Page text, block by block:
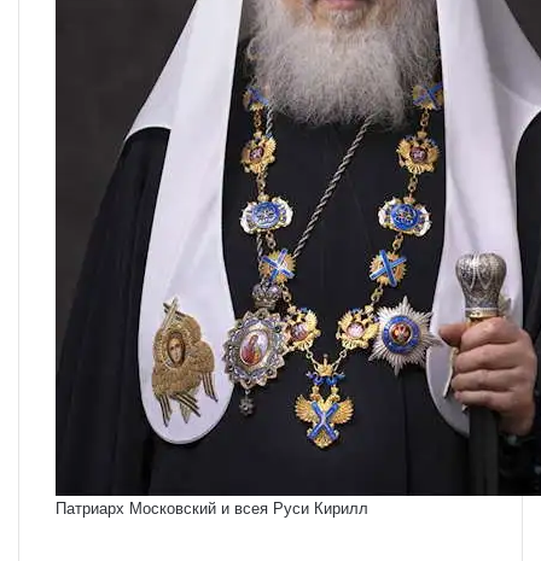
Патриарх Московский и всея Руси Кирилл